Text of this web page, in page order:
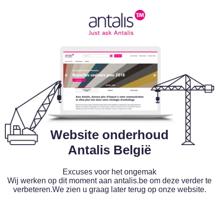
Website onderhoud
Antalis België
Excuses voor het ongemak
Wij werken op dit moment aan antalis.be om deze verder te
verbeteren.We zien u graag later terug op onze website.